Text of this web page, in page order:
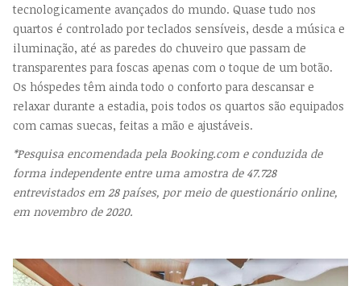
tecnologicamente avançados do mundo. Quase tudo nos
quartos é controlado por teclados sensíveis, desde a música e
iluminação, até as paredes do chuveiro que passam de
transparentes para foscas apenas com o toque de um botão.
Os hóspedes têm ainda todo o conforto para descansar e
relaxar durante a estadia, pois todos os quartos são equipados
com camas suecas, feitas a mão e ajustáveis.
*Pesquisa encomendada pela Booking.com e conduzida de
forma independente entre uma amostra de 47.728
entrevistados em 28 países, por meio de questionário online,
em novembro de 2020.